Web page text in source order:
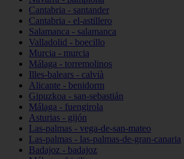
Cantabria - santander
Cantabria - el-astillero
Salamanca - salamanca
Valladolid - boecillo
Murcia - murcia
Málaga - torremolinos
Illes-balears - calvià
Alicante - benidorm
Gipuzkoa - san-sebastián
Málaga - fuengirola
Asturias - gijón
Las-palmas - vega-de-san-mateo
Las-palmas - las-palmas-de-gran-canaria
Badajoz - badajoz